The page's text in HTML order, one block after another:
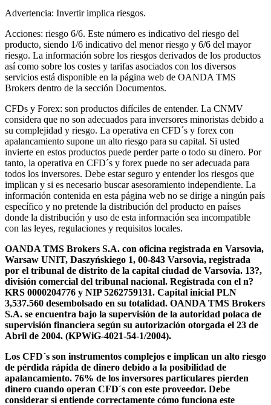
Advertencia: Invertir implica riesgos.
Acciones: riesgo 6/6. Este número es indicativo del riesgo del
producto, siendo 1/6 indicativo del menor riesgo y 6/6 del mayor
riesgo. La información sobre los riesgos derivados de los productos
así como sobre los costes y tarifas asociados con los diversos
servicios está disponible en la página web de OANDA TMS
Brokers dentro de la sección Documentos.
CFDs y Forex: son productos difíciles de entender. La CNMV
considera que no son adecuados para inversores minoristas debido a
su complejidad y riesgo. La operativa en CFD´s y forex con
apalancamiento supone un alto riesgo para su capital. Si usted
invierte en estos productos puede perder parte o todo su dinero. Por
tanto, la operativa en CFD´s y forex puede no ser adecuada para
todos los inversores. Debe estar seguro y entender los riesgos que
implican y si es necesario buscar asesoramiento independiente. La
información contenida en esta página web no se dirige a ningún país
específico y no pretende la distribución del producto en países
donde la distribución y uso de esta información sea incompatible
con las leyes, regulaciones y requisitos locales.
OANDA TMS Brokers S.A. con oficina registrada en Varsovia,
Warsaw UNIT, Daszyńskiego 1, 00-843 Varsovia, registrada
por el tribunal de distrito de la capital ciudad de Varsovia. 13?,
división comercial del tribunal nacional. Registrada con el n?
KRS 0000204776 y NIP 5262759131. Capital inicial PLN
3,537.560 desembolsado en su totalidad. OANDA TMS Brokers
S.A. se encuentra bajo la supervisión de la autoridad polaca de
supervisión financiera según su autorización otorgada el 23 de
Abril de 2004. (KPWiG-4021-54-1/2004).
Los CFD´s son instrumentos complejos e implican un alto riesgo
de pérdida rápida de dinero debido a la posibilidad de
apalancamiento. 76% de los inversores particulares pierden
dinero cuando operan CFD´s con este proveedor. Debe
considerar si entiende correctamente cómo funciona este